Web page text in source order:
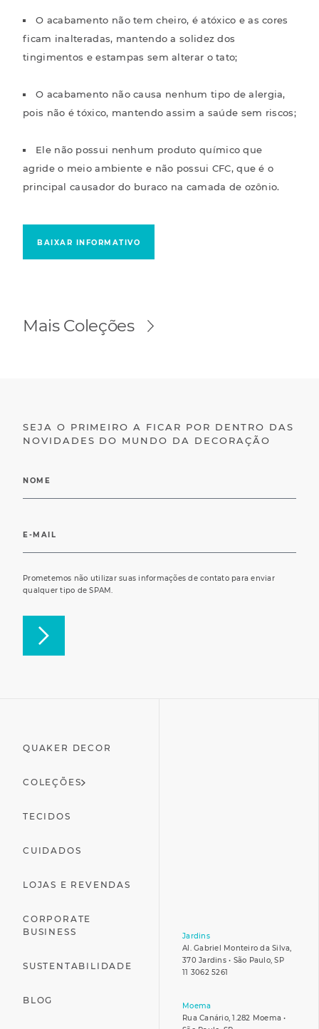
O acabamento não tem cheiro, é atóxico e as cores
ficam inalteradas, mantendo a solidez dos
tingimentos e estampas sem alterar o tato;
O acabamento não causa nenhum tipo de alergia,
pois não é tóxico, mantendo assim a saúde sem riscos;
Ele não possui nenhum produto químico que
agride o meio ambiente e não possui CFC, que é o
principal causador do buraco na camada de ozônio.
BAIXAR INFORMATIVO
Mais Coleções
SEJA O PRIMEIRO A FICAR POR DENTRO DAS
NOVIDADES DO MUNDO DA DECORAÇÃO
Prometemos não utilizar suas informações de contato para enviar
qualquer tipo de SPAM.
QUAKER DECOR
COLEÇÕES
TECIDOS
CUIDADOS
LOJAS E REVENDAS
CORPORATE
BUSINESS
SUSTENTABILIDADE
BLOG
Jardins
Al. Gabriel Monteiro da Silva,
370 Jardins • São Paulo, SP
11 3062 5261
Moema
Rua Canário, 1.282 Moema •